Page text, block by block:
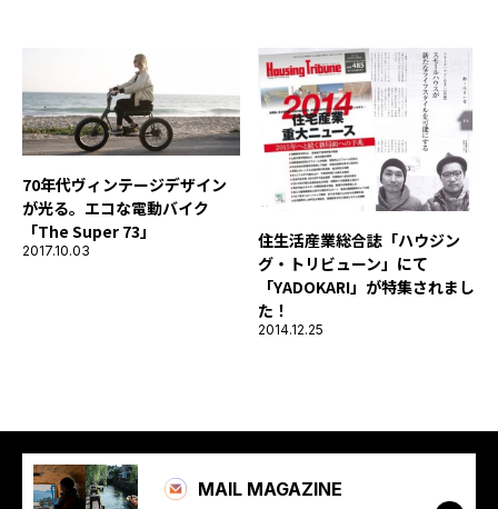
70年代ヴィンテージデザイン
が光る。エコな電動バイク
「The Super 73」
2017.10.03
住生活産業総合誌「ハウジン
グ・トリビューン」にて
「YADOKARI」が特集されまし
た！
2014.12.25
MAIL MAGAZINE